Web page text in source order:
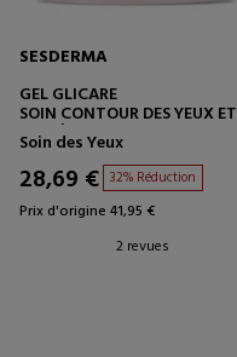
SESDERMA
GEL GLICARE
SOIN CONTOUR DES YEUX ET
DES LÈVRES
Soin des Yeux
28,69 € 32% Réduction
Prix d'origine 41,95 €
2 revues